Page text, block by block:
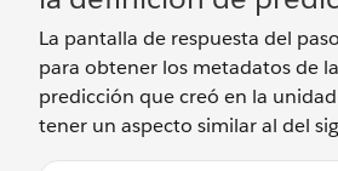
La pantalla de respuesta del
para obtener los metadatos de
predicción que creó en la
tener un aspecto similar al del